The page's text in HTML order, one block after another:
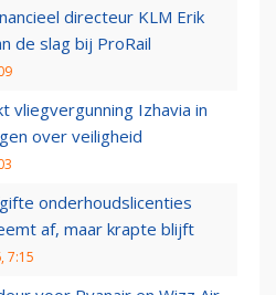
directeur KLM Erik
de slag bij ProRail
vliegvergunning Izhavia in
over veiligheid
onderhoudslicenties
af, maar krapte blijft
7:15